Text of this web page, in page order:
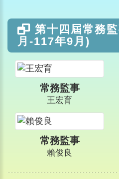
第十四屆常務
月-117年9月)
常務監事
王宏育
常務監事
賴俊良